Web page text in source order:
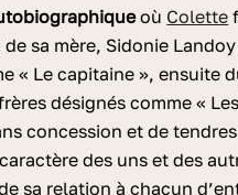
où Colette
sa mère, Sidonie
« Le capitaine », ensuite
désignés comme «
concession et de
des uns et des
sa relation à chacun